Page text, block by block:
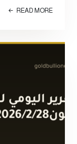
READ MORE